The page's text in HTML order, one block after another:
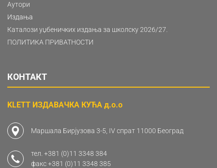
Аутори
Издања
Каталози уџбеничких издања за школску 2026/27.
ПОЛИТИКА ПРИВАТНОСТИ
КОНТАКТ
KLETT ИЗДАВАЧКА КУЋА д.о.о
Маршала Бирјузова 3-5, IV спрат 11000 Београд
тел. +381 (0)11 3348 384
факс+381 (0)11 3348 385